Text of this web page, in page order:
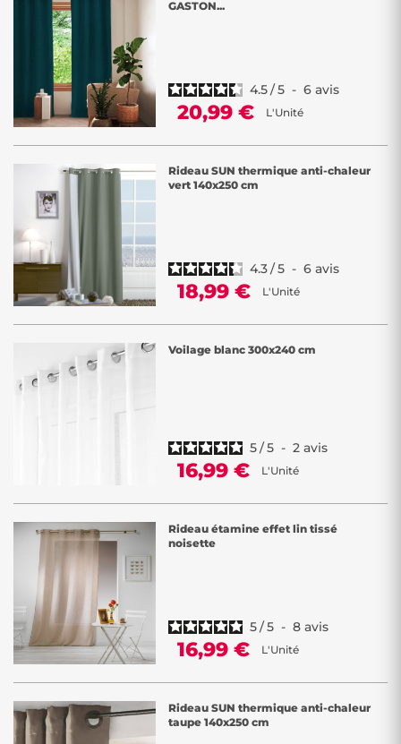
GASTON...
4.5/5 - 6 avis
20,99 € L'Unité
Rideau SUN thermique anti-chaleur
vert 140x250 cm
4.3/5 - 6 avis
18,99 € L'Unité
Voilage blanc 300x240 cm
5/5 - 2 avis
16,99 € L'Unité
Rideau étamine effet lin tissé
noisette
5/5 - 8 avis
16,99 € L'Unité
Rideau SUN thermique anti-chaleur
taupe 140x250 cm